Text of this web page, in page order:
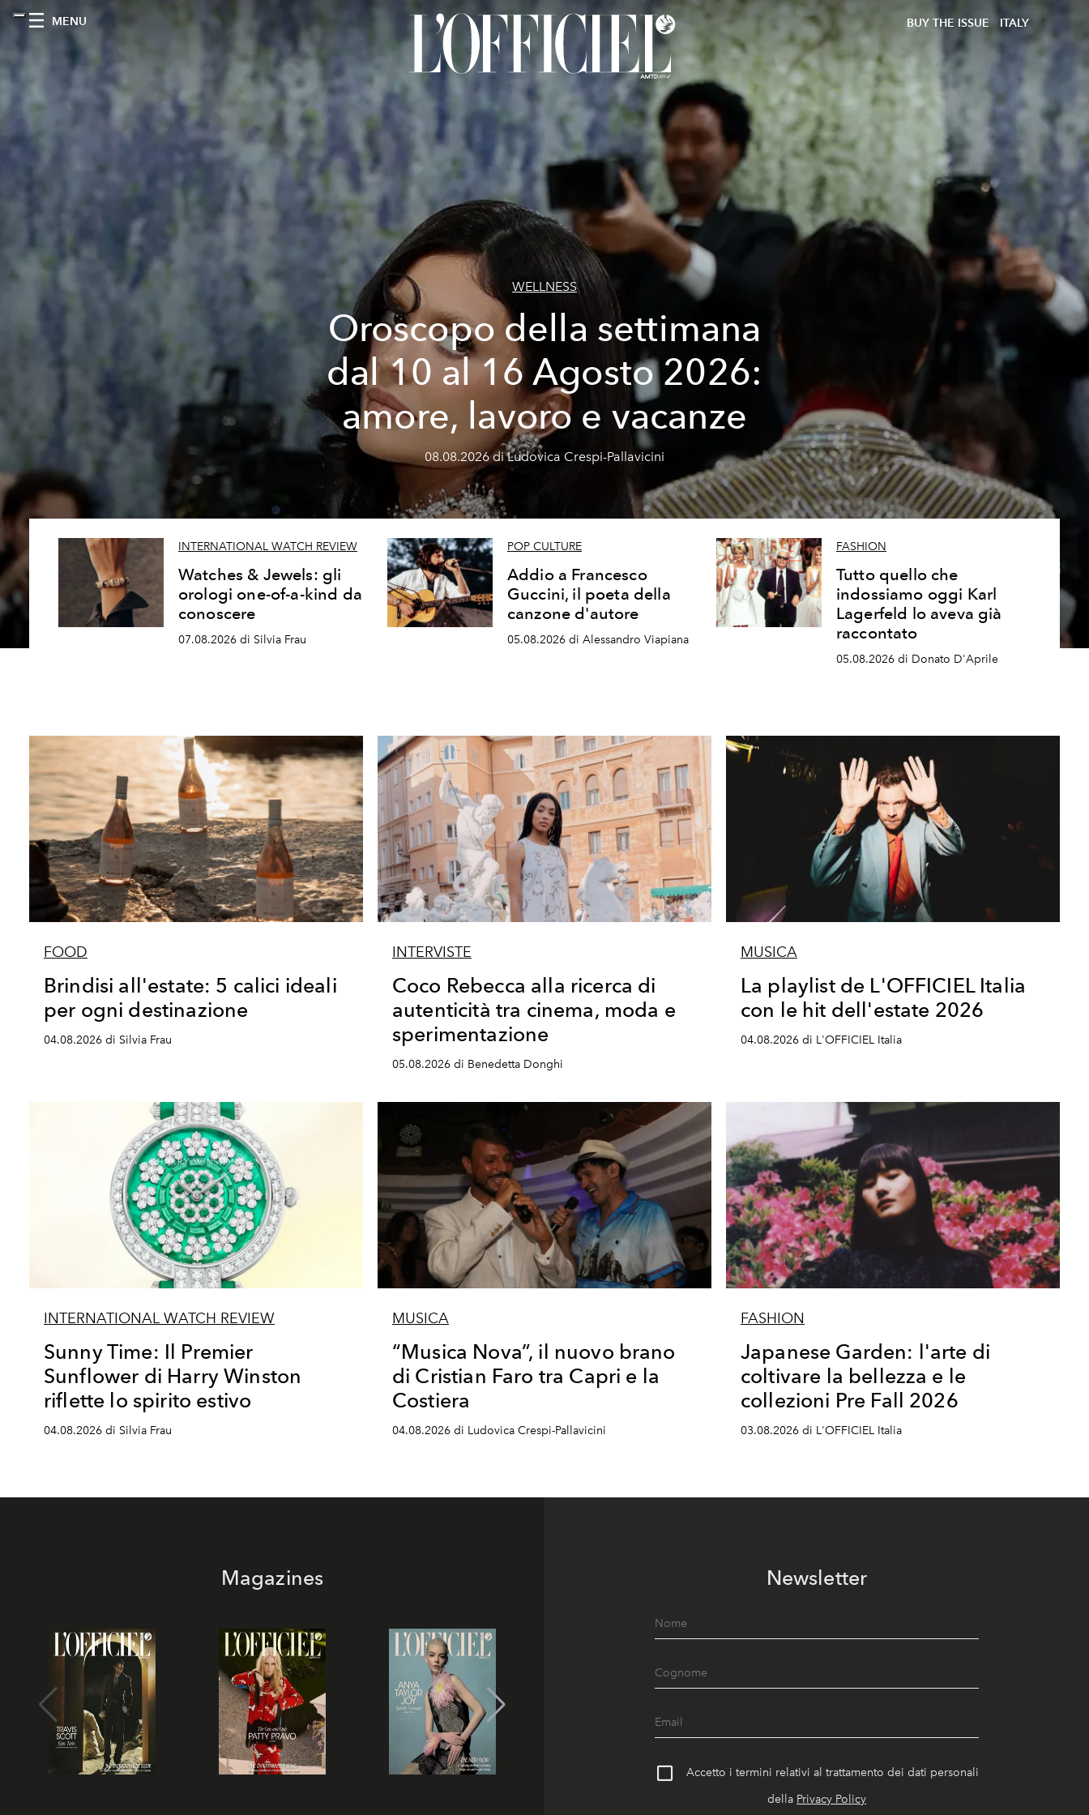
MENU BUY THE ISSUE ITALY
WELLNESS
Oroscopo della settimana
dal 10 al 16 Agosto 2026:
amore, lavoro e vacanze
08.08.2026 di Ludovica Crespi-Pallavicini
INTERNATIONAL WATCH REVIEW
Watches & Jewels: gli
orologi one-of-a-kind da
conoscere
07.08.2026 di Silvia Frau
POP CULTURE
Addio a Francesco
Guccini, il poeta della
canzone d'autore
05.08.2026 di Alessandro Viapiana
FASHION
Tutto quello che
indossiamo oggi Karl
Lagerfeld lo aveva già
raccontato
05.08.2026 di Donato D'Aprile
FOOD
Brindisi all'estate: 5 calici ideali
per ogni destinazione
04.08.2026 di Silvia Frau
INTERVISTE
Coco Rebecca alla ricerca di
autenticità tra cinema, moda e
sperimentazione
05.08.2026 di Benedetta Donghi
MUSICA
La playlist de L'OFFICIEL Italia
con le hit dell'estate 2026
04.08.2026 di L'OFFICIEL Italia
INTERNATIONAL WATCH REVIEW
Sunny Time: Il Premier
Sunflower di Harry Winston
riflette lo spirito estivo
04.08.2026 di Silvia Frau
MUSICA
“Musica Nova”, il nuovo brano
di Cristian Faro tra Capri e la
Costiera
04.08.2026 di Ludovica Crespi-Pallavicini
FASHION
Japanese Garden: l'arte di
coltivare la bellezza e le
collezioni Pre Fall 2026
03.08.2026 di L'OFFICIEL Italia
Magazines Newsletter
Accetto i termini relativi al trattamento dei dati personali
della Privacy Policy